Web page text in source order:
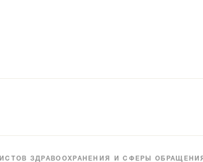
ЗДРАВООХРАНЕНИЯ И СФЕРЫ